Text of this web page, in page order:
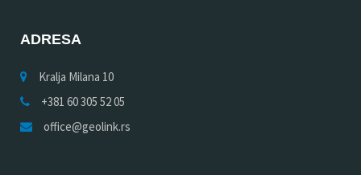
ADRESA
Kralja Milana 10
+381 60 305 52 05
office@geolink.rs